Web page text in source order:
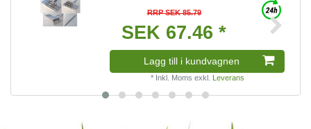
RRP SEK 85.79
SEK 67.46 *
Lagg till i kundvagnen
* Inkl. Moms exkl. Leverans